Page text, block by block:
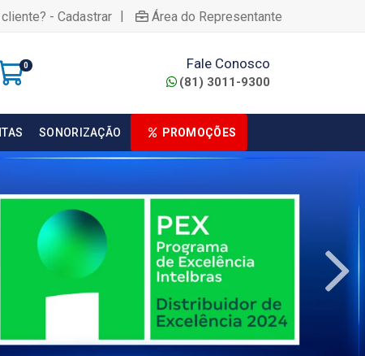
- Cadastrar | Área do Representante
0 Fale Conosco
(81) 3011-9300
SONORIZAÇÃO PROMOÇÕES